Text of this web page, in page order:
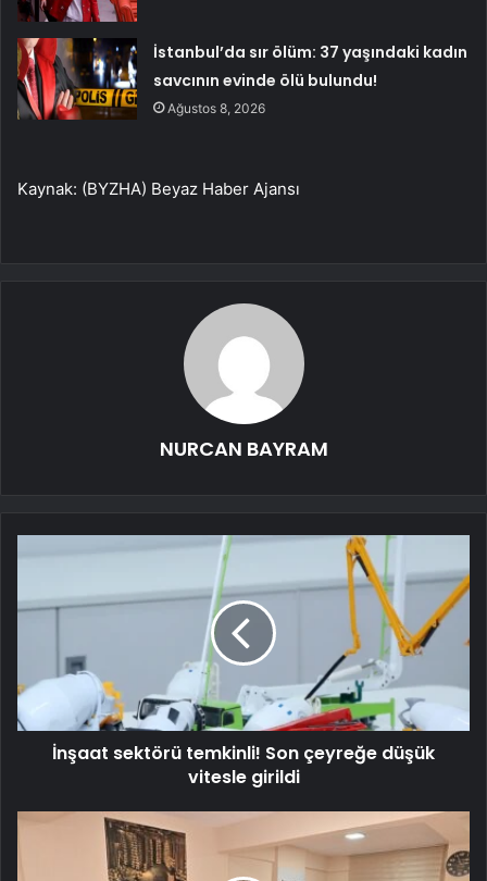
İstanbul’da sır ölüm: 37 yaşındaki kadın
savcının evinde ölü bulundu!
Ağustos 8, 2026
Kaynak: (BYZHA) Beyaz Haber Ajansı
NURCAN BAYRAM
İnşaat sektörü temkinli! Son çeyreğe düşük
vitesle girildi